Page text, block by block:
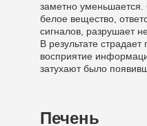
заметно уменьшается.
белое вещество,
сигналов, разрушает
В результате
восприятие
затухают было
Печень